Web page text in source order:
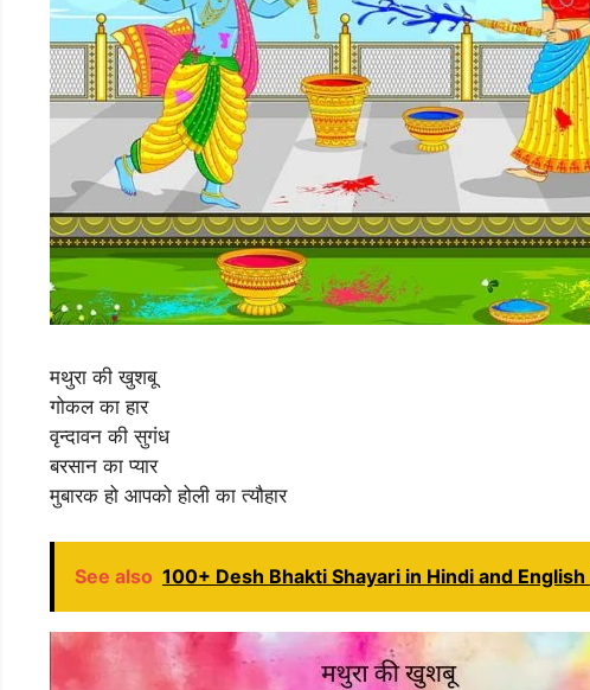
मथुरा की खुशबू
गोकल का हार
वृन्दावन की सुगंध
बरसान का प्यार
मुबारक हो आपको होली का त्यौहार
See also 100+ Desh Bhakti Shayari in Hindi and English |